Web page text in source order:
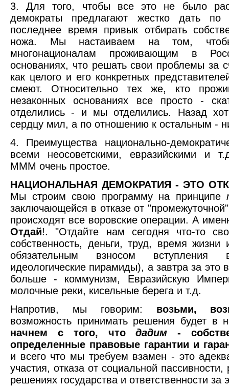
3. Для того, чтобы все это не было
демократы предлагают жестко дать
последнее время привык отбирать
ножа. Мы настаиваем на том,
многонационалам проживающим в
основаниях, что решать свои проблемы за
как целого и его конкретных
смеют. Относительно тех же, кто
незаконных основаниях все просто -
отделились - и мы отделились. Назад
сердцу мил, а по отношению к остальным -
4. Преимущества национально-
всеми неосоветскими, евразийскими и
МММ очень простое.
НАЦИОНАЛЬНАЯ ДЕМОКРАТИЯ - ЭТО
Мы строим свою программу на принципе
заключающейся в отказе от
происходят все воровские операции. А
Отдай!. "Отдайте нам сегодня что-то
собственность, деньги, труд, время жизни
обязательным взносом вступления
идеологические пирамиды), а завтра за это
больше - коммунизм, Евразийскую
молочные реки, кисельные берега и т.д.
Напротив, мы говорим: возьми,
возможность принимать решения будет в
начнем с того, чтодадим -
определенные правовые гарантии и
и всего что мы требуем взамен - это
участия, отказа от социальной пассивности,
решениях государства и ответственности за